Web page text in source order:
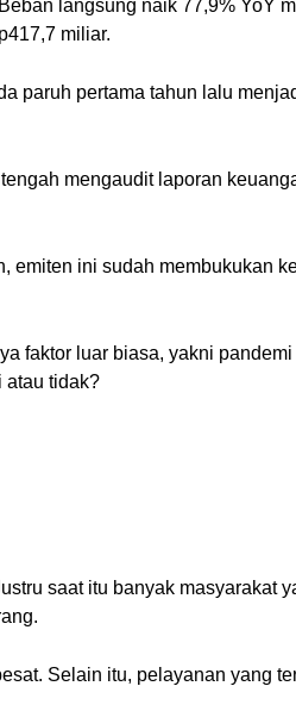
langsung naik 77,9% YoY
miliar.
paruh pertama tahun lalu
mengaudit laporan
ini sudah membukukan
faktor luar biasa, yakni
atau tidak?
saat itu banyak masyarakat
Selain itu, pelayanan yang